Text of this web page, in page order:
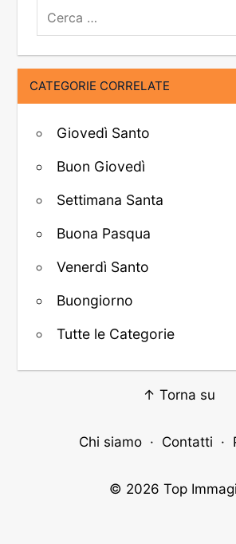
Cerca:
CATEGORIE CORRELATE
Giovedì Santo
Buon Giovedì
Settimana Santa
Buona Pasqua
Venerdì Santo
Buongiorno
Tutte le Categorie
↑ Torna su
Chi siamo· Contatti ·
© 2026 Top